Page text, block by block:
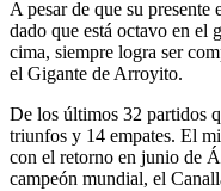
A pesar de que su presente
dado que está octavo en el
cima, siempre logra ser
el Gigante de Arroyito.
De los últimos 32 partidos
triunfos y 14 empates. El
con el retorno en junio de
campeón mundial, el